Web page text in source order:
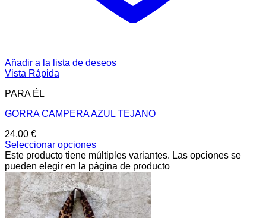
Añadir a la lista de deseos
Vista Rápida
PARA ÉL
GORRA CAMPERA AZUL TEJANO
24,00 €
Seleccionar opciones
Este producto tiene múltiples variantes. Las opciones se
pueden elegir en la página de producto